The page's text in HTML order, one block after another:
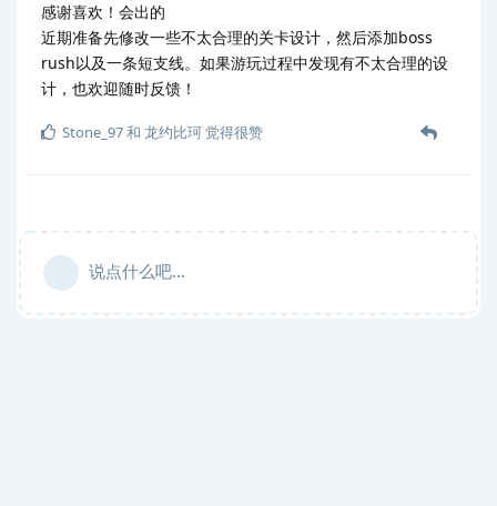
感谢喜欢！会出的
近期准备先修改一些不太合理的关卡设计，然后添加boss
rush以及一条短支线。如果游玩过程中发现有不太合理的设
计，也欢迎随时反馈！
Stone_97和 龙约比珂觉得很赞
说点什么吧...